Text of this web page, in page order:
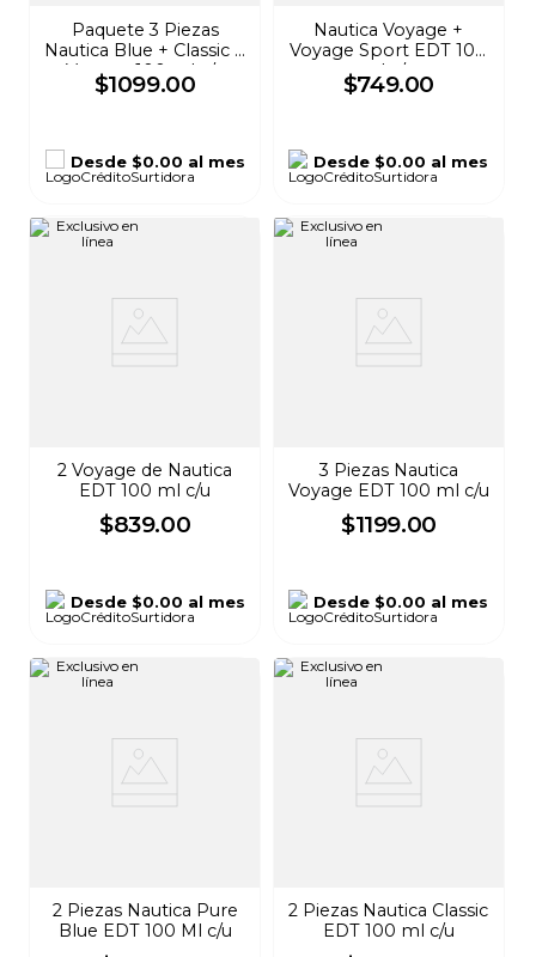
Paquete 3 Piezas
Nautica Blue + Classic +
Voyage 100 ml c/u
$1099.00
Desde$0.00 al mes
Nautica Voyage +
Voyage Sport EDT 100
ml c/u
$749.00
Desde $0.00 al mes
2 Voyage de Nautica
EDT 100 ml c/u
$839.00
Desde$0.00 al mes
3 Piezas Nautica
Voyage EDT 100 ml c/u
$1199.00
Desde $0.00 al mes
2 Piezas Nautica Pure
Blue EDT 100 Ml c/u
2 Piezas Nautica Classic
EDT 100 ml c/u